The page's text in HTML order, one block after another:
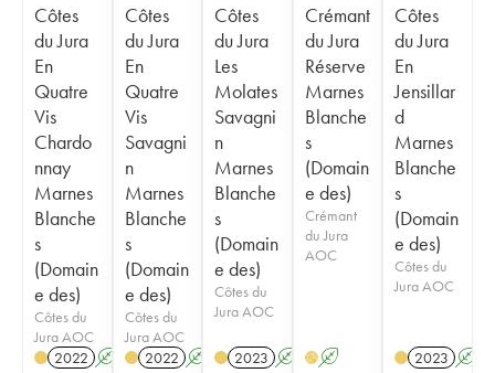
Côtes
du Jura
En
Quatre
Vis
Chardo
nnay
Marnes
Blanche
s
(Domain
e des)
Côtes du
Jura AOC
2022 A
Côtes
du Jura
En
Quatre
Vis
Savagni
n
Marnes
Blanche
s
(Domain
e des)
Côtes du
Jura AOC
2022 A
Côtes
du Jura
Les
Molates
Savagni
n
Marnes
Blanche
s
(Domain
e des)
Côtes du
Jura AOC
2023 A
Crémant
du Jura
Réserve
Marnes
Blanche
s
(Domain
e des)
Crémant
du Jura
AOC
HA
Côtes
du Jura
En
Jensillar
d
Marnes
Blanche
s
(Domain
e des)
Côtes du
Jura AOC
2023 A